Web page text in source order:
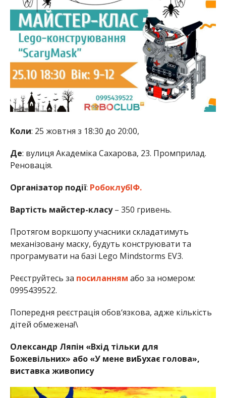
Коли: 25 жовтня з 18:30 до 20:00,
Де: вулиця Академіка Сахарова, 23. Промприлад.
Реновація.
Організатор події: РобоклубІФ.
Вартість майстер-класу– 350 гривень.
Протягом воркшопу учасники складатимуть
механізовану маску, будуть конструювати та
програмувати на базі Lego Mindstorms EV3.
Реєструйтесь за посиланням або за номером:
0995439522.
Попередня реєстрація обов‘язкова, адже кількість
дітей обмежена!\
Олександр Ляпін «Вхід тільки для
Божевільних» або «У мене виБухає голова»,
виставка живопису